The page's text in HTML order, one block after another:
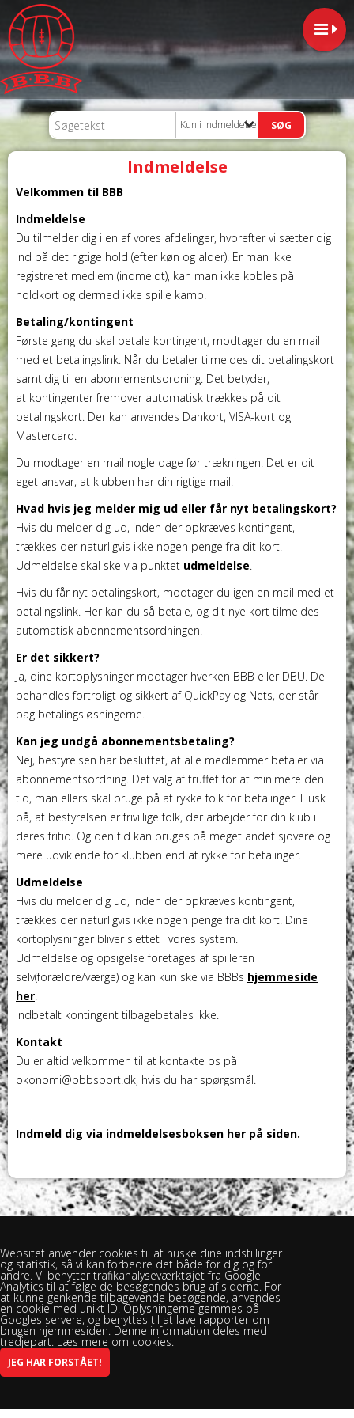
Kun i Indmeldelse
Indmeldelse
Velkommen til BBB
Indmeldelse
Du tilmelder dig i en af vores afdelinger, hvorefter vi sætter dig
ind på det rigtige hold (efter køn og alder). Er man ikke
registreret medlem (indmeldt), kan man ikke kobles på
holdkort og dermed ikke spille kamp.
Betaling/kontingent
Første gang du skal betale kontingent, modtager du en mail
med et betalingslink. Når du betaler tilmeldes dit betalingskort
samtidig til en abonnementsordning. Det betyder,
at kontingenter fremover automatisk trækkes på dit
betalingskort. Der kan anvendes Dankort, VISA-kort og
Mastercard.
Du modtager en mail nogle dage før trækningen. Det er dit
eget ansvar, at klubben har din rigtige mail.
Hvad hvis jeg melder mig ud eller får nyt betalingskort?
Hvis du melder dig ud, inden der opkræves kontingent,
trækkes der naturligvis ikke nogen penge fra dit kort.
Udmeldelse skal ske via punktet udmeldelse.
Hvis du får nyt betalingskort, modtager du igen en mail med et
betalingslink. Her kan du så betale, og dit nye kort tilmeldes
automatisk abonnementsordningen.
Er det sikkert?
Ja, dine kortoplysninger modtager hverken BBB eller DBU. De
behandles fortroligt og sikkert af QuickPay og Nets, der står
bag betalingsløsningerne.
Kan jeg undgå abonnementsbetaling?
Nej, bestyrelsen har besluttet, at alle medlemmer betaler via
abonnementsordning. Det valg af truffet for at minimere den
tid, man ellers skal bruge på at rykke folk for betalinger. Husk
på, at bestyrelsen er frivillige folk, der arbejder for din klub i
deres fritid. Og den tid kan bruges på meget andet sjovere og
mere udviklende for klubben end at rykke for betalinger.
Udmeldelse
Hvis du melder dig ud, inden der opkræves kontingent,
trækkes der naturligvis ikke nogen penge fra dit kort. Dine
kortoplysninger bliver slettet i vores system.
Udmeldelse og opsigelse foretages af spilleren
selv(forældre/værge) og kan kun ske via BBBs hjemmeside
her.
Indbetalt kontingent tilbagebetales ikke.
Kontakt
Du er altid velkommen til at kontakte os på
okonomi@bbbsport.dk, hvis du har spørgsmål.
Indmeld dig via indmeldelsesboksen her på siden.
Brændekilde Bellinge Boldklub - Brændekilevej 30, 5250 Odense SV -
Spillested: Rasmus Rask Skolen
Websitet anvender cookies til at huske dine indstillinger
og statistik, så vi kan forbedre det både for dig og for
andre. Vi benytter trafikanalyseværktøjet fra Google
Analytics til at følge de besøgendes brug af siderne. For
at kunne genkende tilbagevende besøgende, anvendes
en cookie med unikt ID. Oplysningerne gemmes på
Googles servere, og benyttes til at lave rapporter om
brugen hjemmesiden. Denne information deles med
tredjepart. Læs mere om cookies.